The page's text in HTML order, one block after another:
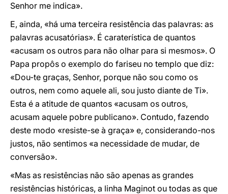
Senhor me indica».
E, ainda, «há uma terceira resistência das palavras: as
palavras acusatórias». É caraterística de quantos
«acusam os outros para não olhar para si mesmos». O
Papa propôs o exemplo do fariseu no templo que diz:
«Dou-te graças, Senhor, porque não sou como os
outros, nem como aquele ali, sou justo diante de Ti».
Esta é a atitude de quantos «acusam os outros,
acusam aquele pobre publicano». Contudo, fazendo
deste modo «resiste-se à graça» e, considerando-nos
justos, não sentimos «a necessidade de mudar, de
conversão».
«Mas as resistências não são apenas as grandes
resistências históricas, a linha Maginot ou todas as que